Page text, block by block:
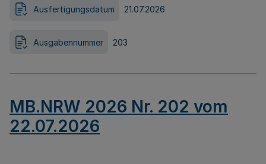
Ausfertigungsdatum 21.07.2026
Ausgabennummer 203
MB.NRW 2026 Nr. 202 vom
22.07.2026